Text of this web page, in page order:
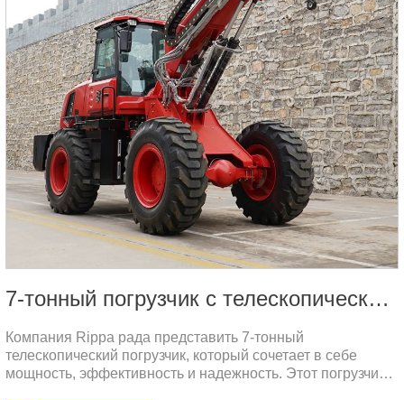
7-тонный погрузчик с телескопической стрелой
Компания Rippa рада представить 7-тонный
телескопический погрузчик, который сочетает в себе
мощность, эффективность и надежность. Этот погрузчик